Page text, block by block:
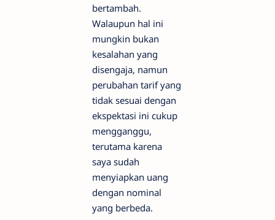
bertambah.
Walaupun hal ini
mungkin bukan
kesalahan yang
disengaja, namun
perubahan tarif yang
tidak sesuai dengan
ekspektasi ini cukup
mengganggu,
terutama karena
saya sudah
menyiapkan uang
dengan nominal
yang berbeda.